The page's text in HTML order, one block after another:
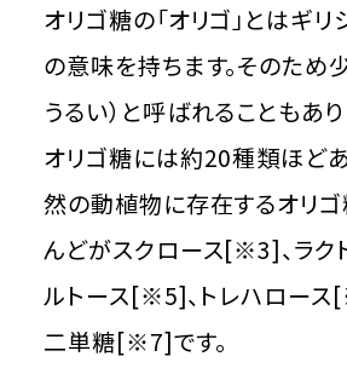
オリゴ糖の「オリゴ」とはギリ
の意味を持ちます。そのため
うるい）と呼ばれることもあり
オリゴ糖には約20種類ほど
然の動植物に存在するオリゴ
んどがスクロース[※3]、ラク
ルトース[※5]、トレハロー
二単糖[※7]です。